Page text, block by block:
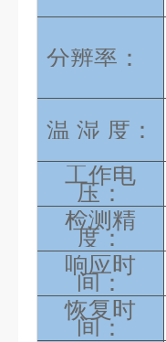
分辨率：
温 湿 度：
工作电
压：
检测精
度：
响应时
间：
恢复时
间：